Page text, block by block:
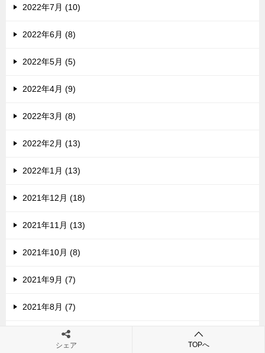
2022年7月 (10)
2022年6月 (8)
2022年5月 (5)
2022年4月 (9)
2022年3月 (8)
2022年2月 (13)
2022年1月 (13)
2021年12月 (18)
2021年11月 (13)
2021年10月 (8)
2021年9月 (7)
2021年8月 (7)
2021年7月 (2)
シェア TOPへ